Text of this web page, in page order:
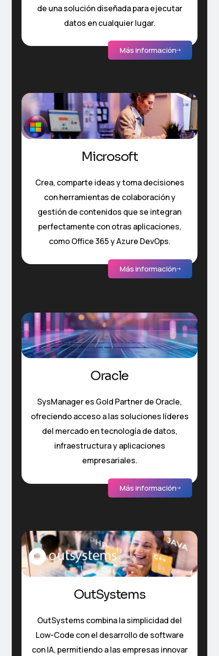
de una solución diseñada para ejecutar
datos en cualquier lugar.
Más información
Microsoft
Crea, comparte ideas y toma decisiones
con herramientas de colaboración y
gestión de contenidos que se integran
perfectamente con otras aplicaciones,
como Office 365 y Azure DevOps.
Más información
Oracle
SysManager es Gold Partner de Oracle,
ofreciendo acceso a las soluciones líderes
del mercado en tecnología de datos,
infraestructura y aplicaciones
empresariales.
Más información
OutSystems
OutSystems combina la simplicidad del
Low-Code con el desarrollo de software
con IA, permitiendo a las empresas innovar